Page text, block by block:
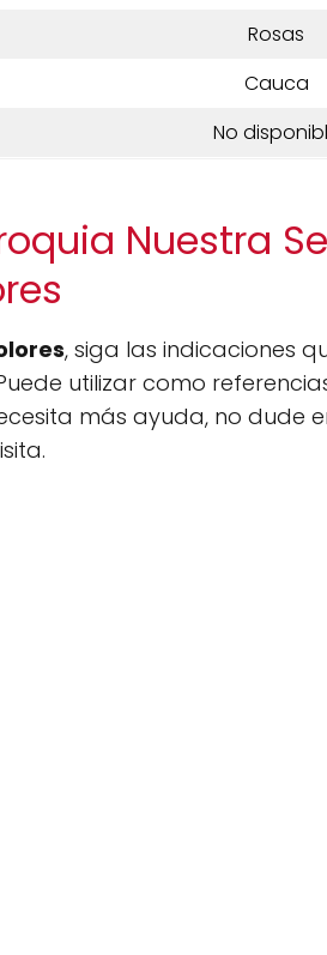
Rosas
Cauca
No
Nuestra
, siga las indicaciones
utilizar como
más ayuda, no dude